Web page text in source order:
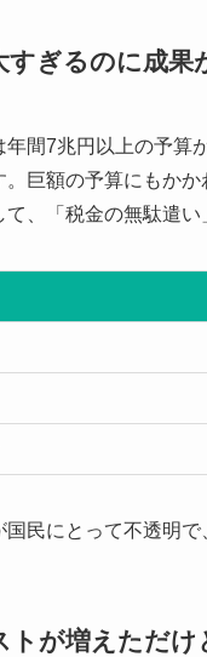
すぎるのに成果
年間7兆円以上の予算
。巨額の予算にもか
、「税金の無駄遣い
国民にとって不透明
トが増えただけ